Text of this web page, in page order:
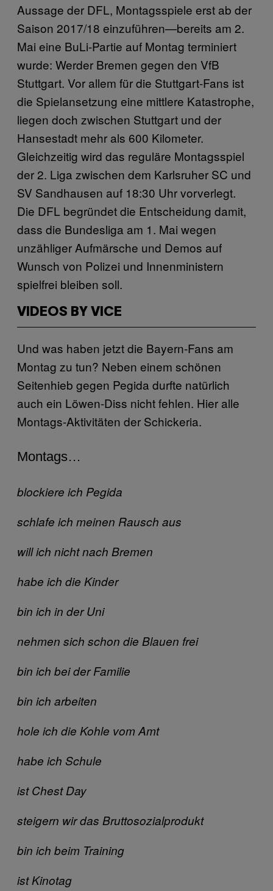
Aussage der DFL, Montagsspiele erst ab der
Saison 2017/18 einzuführen—bereits am 2.
Mai eine BuLi-Partie auf Montag terminiert
wurde: Werder Bremen gegen den VfB
Stuttgart. Vor allem für die Stuttgart-Fans ist
die Spielansetzung eine mittlere Katastrophe,
liegen doch zwischen Stuttgart und der
Hansestadt mehr als 600 Kilometer.
Gleichzeitig wird das reguläre Montagsspiel
der 2. Liga zwischen dem Karlsruher SC und
SV Sandhausen auf 18:30 Uhr vorverlegt.
Die DFL begründet die Entscheidung damit,
dass die Bundesliga am 1. Mai wegen
unzähliger Aufmärsche und Demos auf
Wunsch von Polizei und Innenministern
spielfrei bleiben soll.
VIDEOS BY VICE
Und was haben jetzt die Bayern-Fans am
Montag zu tun? Neben einem schönen
Seitenhieb gegen Pegida durfte natürlich
auch ein Löwen-Diss nicht fehlen. Hier alle
Montags-Aktivitäten der Schickeria.
Montags…
blockiere ich Pegida
schlafe ich meinen Rausch aus
will ich nicht nach Bremen
habe ich die Kinder
bin ich in der Uni
nehmen sich schon die Blauen frei
bin ich bei der Familie
bin ich arbeiten
hole ich die Kohle vom Amt
habe ich Schule
ist Chest Day
steigern wir das Bruttosozialprodukt
bin ich beim Training
ist Kinotag